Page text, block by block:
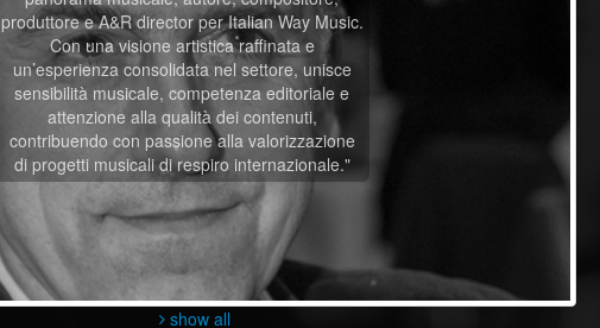
produttore e A&R director per Italian Way Music.
Con una visione artistica raffinata e
un’esperienza consolidata nel settore, unisce
sensibilità musicale, competenza editoriale e
attenzione alla qualità dei contenuti,
contribuendo con passione alla valorizzazione
di progetti musicali di respiro internazionale."
show all